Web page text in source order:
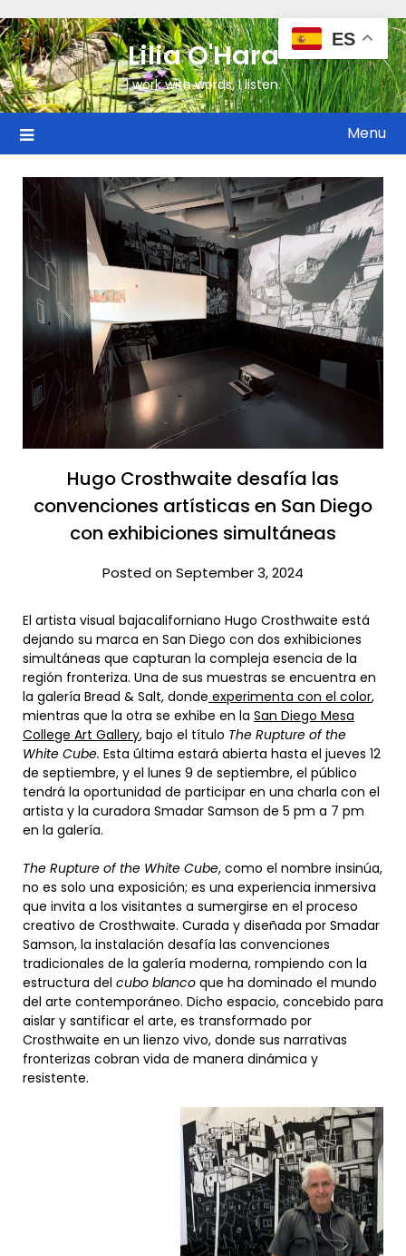
Lilia O'Hara
I work with words, I listen.
Menu
Hugo Crosthwaite desafía las
convenciones artísticas en San Diego
con exhibiciones simultáneas
Posted on September 3, 2024
El artista visual bajacaliforniano Hugo Crosthwaite está
dejando su marca en San Diego con dos exhibiciones
simultáneas que capturan la compleja esencia de la
región fronteriza. Una de sus muestras se encuentra en
la galería Bread & Salt, donde experimenta con el color,
mientras que la otra se exhibe en la San Diego Mesa
College Art Gallery, bajo el título The Rupture of the
White Cube. Esta última estará abierta hasta el jueves 12
de septiembre, y el lunes 9 de septiembre, el público
tendrá la oportunidad de participar en una charla con el
artista y la curadora Smadar Samson de 5 pm a 7 pm
en la galería.
The Rupture of the White Cube, como el nombre insinúa,
no es solo una exposición; es una experiencia inmersiva
que invita a los visitantes a sumergirse en el proceso
creativo de Crosthwaite. Curada y diseñada por Smadar
Samson, la instalación desafía las convenciones
tradicionales de la galería moderna, rompiendo con la
estructura del cubo blanco que ha dominado el mundo
del arte contemporáneo. Dicho espacio, concebido para
aislar y santificar el arte, es transformado por
Crosthwaite en un lienzo vivo, donde sus narrativas
fronterizas cobran vida de manera dinámica y
resistente.
ES